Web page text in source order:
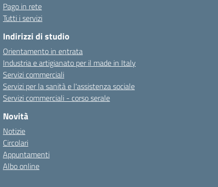
Pago in rete
Tutti i servizi
Indirizzi di studio
Orientamento in entrata
Industria e artigianato per il made in Italy
Servizi commerciali
Servizi per la sanità e l'assistenza sociale
Servizi commerciali - corso serale
Novità
Notizie
Circolari
Appuntamenti
Albo online